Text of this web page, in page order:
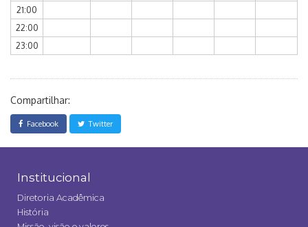
21:00
22:00
23:00
Compartilhar:
Facebook Twitter
Institucional
Diretoria Acadêmica
História